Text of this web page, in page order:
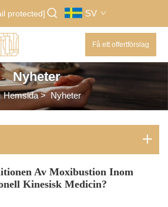
protected] SV
Få ett offertförslag
Nyheter
Hemsida> Nyheter
Av Moxibustion Inom
Kinesisk Medicin?